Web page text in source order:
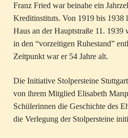
Franz Fried war beinahe ein
Kreditinstituts. Von 1919 bis 1938
Haus an der Hauptstraße 11.
in den “vorzeitigen Ruhestand”
Zeitpunkt war er 54 Jahre alt.
Die Initiative Stolpersteine
von ihrem Mitglied Elisabeth
Schülerinnen die Geschichte des
die Verlegung der Stolpersteine